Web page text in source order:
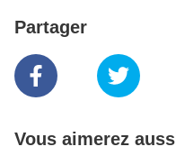
Partager
Vous aimerez